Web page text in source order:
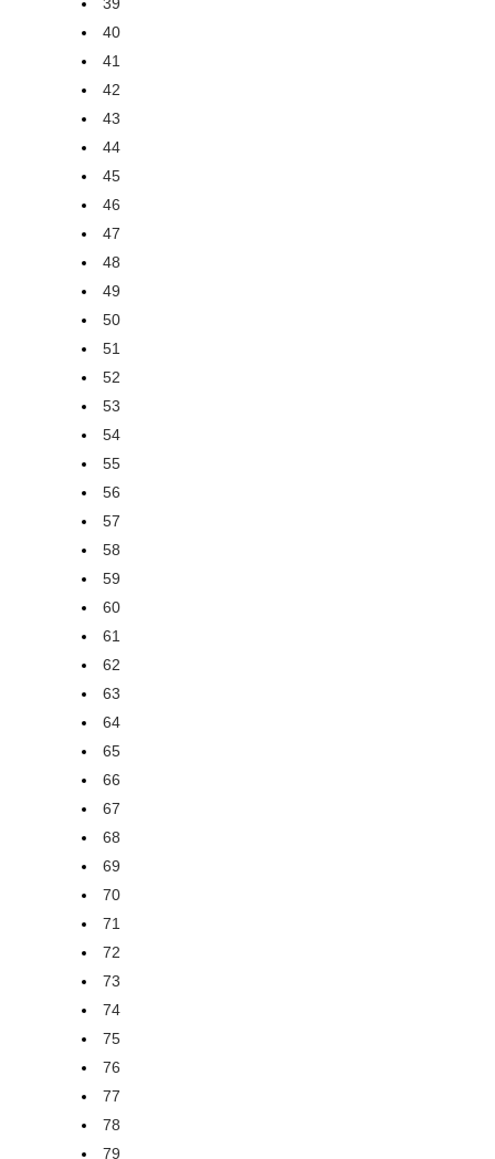
40
41
42
43
44
45
46
47
48
49
50
51
52
53
54
55
56
57
58
59
60
61
62
63
64
65
66
67
68
69
70
71
72
73
74
75
76
77
78
79